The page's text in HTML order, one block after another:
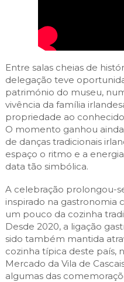
Entre salas cheias de
delegação teve
património do museu,
vivência da família
propriedade ao
O momento ganhou
de danças tradicionais
espaço o ritmo e a
data tão simbólica.
A celebração prolongou-
inspirado na gastronomia
um pouco da cozinha
Desde 2020, a ligação
sido também mantida
cozinha típica deste país,
Mercado da Vila de
algumas das